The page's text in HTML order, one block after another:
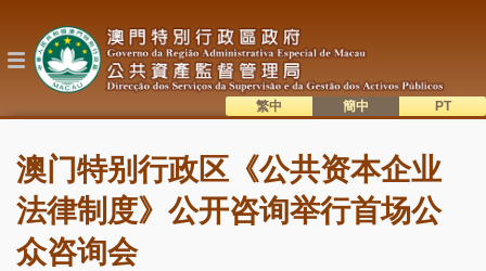
到
内
澳门特别行政区《公共资本企业
法律制度》公开咨询举行首场公
众咨询会